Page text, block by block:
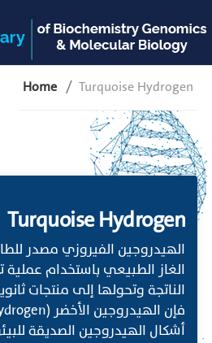
Home Turquoise Hydrogen
Turquoise Hydrogen
الهيدروجين الفيروزي مصدر
الغاز الطبيعي باستخدام عملية
الناتجة وتحولها إلى منتجات
أشكال الهيدروجين الصديقة